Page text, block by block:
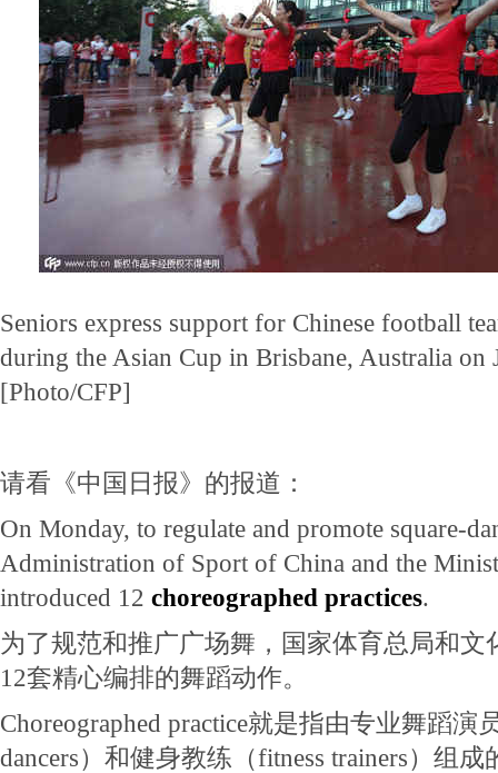
Seniors express support for Chinese football
during the Asian Cup in Brisbane, Australia on
[Photo/CFP]
请看《中国日报》的报道：
On Monday, to regulate and promote square-
Administration of Sport of China and the
introduced 12 choreographed practices.
为了规范和推广广场舞，国家体育总局和文
12套精心编排的舞蹈动作。
Choreographed practice就是指由专业舞蹈演
dancers）和健身教练（fitness trainers）组